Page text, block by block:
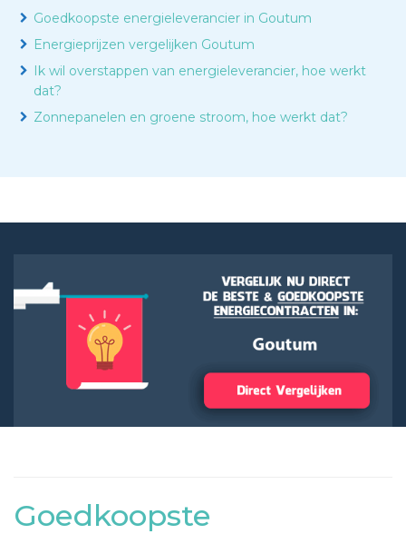
Goedkoopste energieleverancier in Goutum
Energieprijzen vergelijken Goutum
Ik wil overstappen van energieleverancier, hoe werkt
dat?
Zonnepanelen en groene stroom, hoe werkt dat?
Goedkoopste